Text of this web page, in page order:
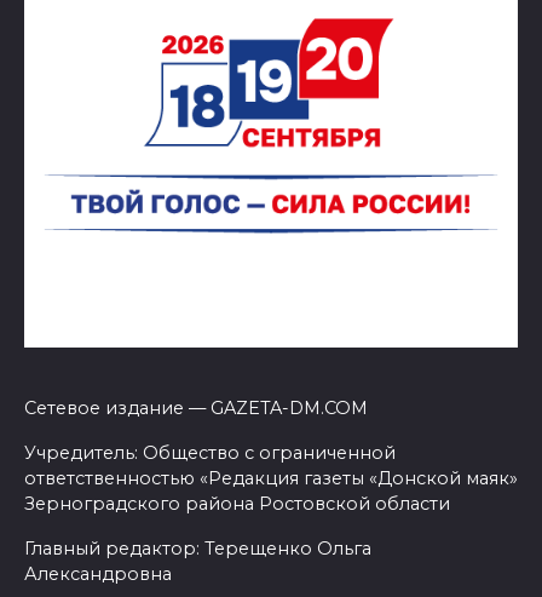
Сетевое издание — GAZETA-DM.COM
Учредитель: Общество с ограниченной
ответственностью «Редакция газеты «Донской маяк»
Зерноградского района Ростовской области
Главный редактор: Терещенко Ольга
Александровна